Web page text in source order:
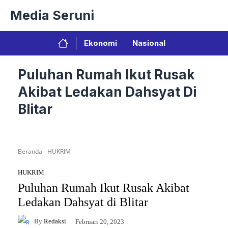
isi
Media Seruni
Ekonomi Nasional
Puluhan Rumah Ikut Rusak
Akibat Ledakan Dahsyat Di
Blitar
Beranda HUKRIM
HUKRIM
Puluhan Rumah Ikut Rusak Akibat
Ledakan Dahsyat di Blitar
By Redaksi Februari 20, 2023